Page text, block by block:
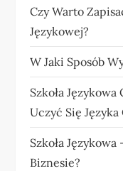
Czy Warto
Językowej?
W Jaki Sposób
Szkoła
Uczyć Się Języka
Szkoła
Biznesie?